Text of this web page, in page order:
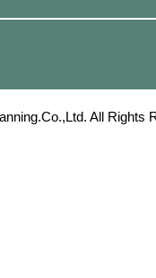
All Rights